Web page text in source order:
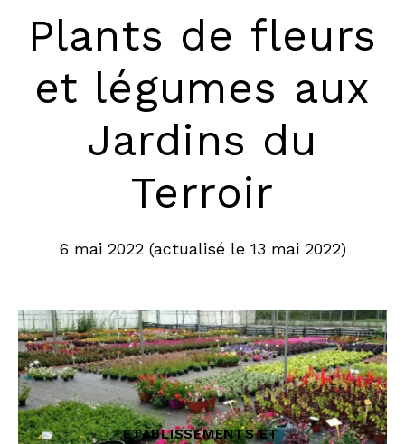
Plants de fleurs
et légumes aux
Jardins du
Terroir
6 mai 2022 (actualisé le 13 mai 2022)
ETABLISSEMENTS ET